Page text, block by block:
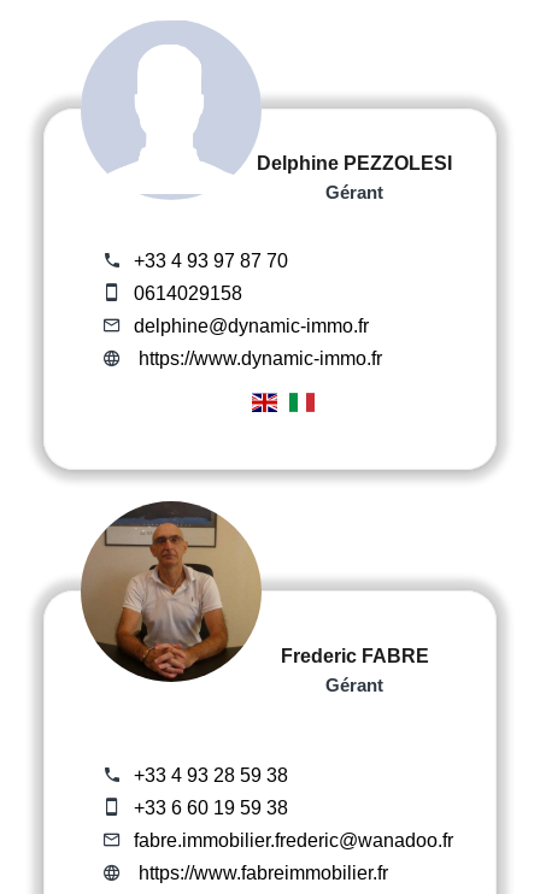
Delphine PEZZOLESI
Gérant
+33 4 93 97 87 70
0614029158
delphine@dynamic-immo.fr
https://www.dynamic-immo.fr
Frederic FABRE
Gérant
+33 4 93 28 59 38
+33 6 60 19 59 38
fabre.immobilier.frederic@wanadoo.fr
https://www.fabreimmobilier.fr